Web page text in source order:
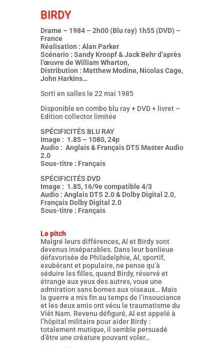
BIRDY
Drame – 1984 – 2h00 (Blu ray) 1h55 (DVD) –
France
Réalisation : Alan Parker
Scénario : Sandy Kroopf & Jack Behr d’après
l’œuvre de William Wharton,
Distribution : Matthew Modine, Nicolas Cage,
John Harkins…
Sorti en salles le 22 mai 1985
Disponible en combo blu ray + DVD + livret –
Edition collector limitée
SPÉCIFICITÉS BLU RAY
Image : 1.85 – 1080, 24p
Audio : Anglais & Français DTS Master Audio
2.0
Sous-titre : Français
SPÉCIFICITÉS DVD
Image : 1.85, 16/9e compatible 4/3
Audio : Anglais DTS 2.0 & Dolby Digital 2.0,
Français Dolby Digital 2.0
Sous-titre : Français
Le pitch
Malgré leurs différences, Al et Birdy sont
devenus inséparables. Dans leur banlieue
défavorisée de Philadelphie, Al, sportif,
exubérant et populaire, ne pense qu’à
séduire les filles, quand Birdy, réservé et
étrange aux yeux des autres, voue une
admiration sans bornes aux oiseaux… Mais
la guerre a mis fin au temps de l’insouciance
et les deux amis ont vécu le traumatisme du
Viêt Nam. Revenu défiguré, Al est appelé à
l’hôpital militaire pour aider Birdy :
totalement mutique, il semble persuadé
d’être une créature pouvant voler…